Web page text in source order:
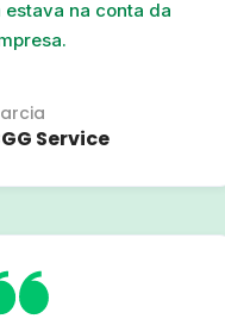
estava na conta da
Service